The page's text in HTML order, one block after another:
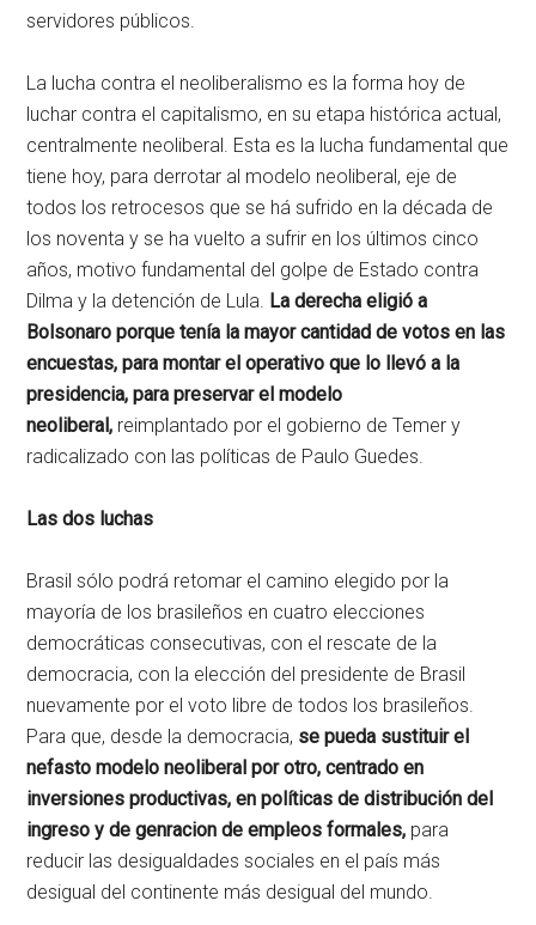
servidores públicos.
La lucha contra el neoliberalismo es la forma hoy de
luchar contra el capitalismo, en su etapa histórica actual,
centralmente neoliberal. Esta es la lucha fundamental que
tiene hoy, para derrotar al modelo neoliberal, eje de
todos los retrocesos que se há sufrido en la década de
los noventa y se ha vuelto a sufrir en los últimos cinco
años, motivo fundamental del golpe de Estado contra
Dilma y la detención de Lula. La derecha eligió a
Bolsonaro porque tenía la mayor cantidad de votos en las
encuestas, para montar el operativo que lo llevó a la
presidencia, para preservar el modelo
neoliberal, reimplantado por el gobierno de Temer y
radicalizado con las políticas de Paulo Guedes.
Las dos luchas
Brasil sólo podrá retomar el camino elegido por la
mayoría de los brasileños en cuatro elecciones
democráticas consecutivas, con el rescate de la
democracia, con la elección del presidente de Brasil
nuevamente por el voto libre de todos los brasileños.
Para que, desde la democracia, se pueda sustituir el
nefasto modelo neoliberal por otro, centrado en
inversiones productivas, en políticas de distribución del
ingreso y de genracion de empleos formales, para
reducir las desigualdades sociales en el país más
desigual del continente más desigual del mundo.